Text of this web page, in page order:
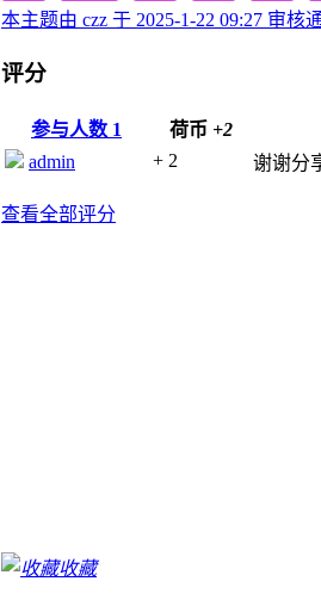
本主题由 czz 于 2025-1-22 09:27 审核
评分
参与人数 1 荷币 +2
admin
+ 2 谢谢分
查看全部评分
收藏